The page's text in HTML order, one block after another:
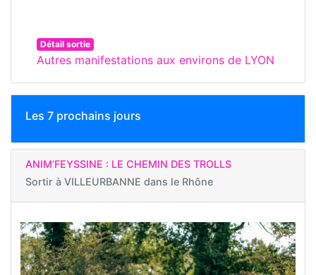
Détail sortie
Autres manifestations aux environs de LYON
Les 7 prochains jours
ANIM’FEYSSINE : LE CHEMIN DES TROLLS
Sortir à VILLEURBANNE dans le Rhône